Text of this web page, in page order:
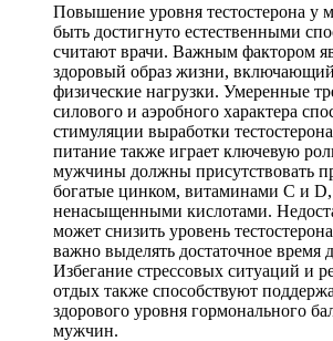
Повышение уровня тестостерона у
быть достигнуто естественными
считают врачи. Важным фактором
здоровый образ жизни,
физические нагрузки. Умеренные
силового и аэробного характера
стимуляции выработки
питание также играет ключевую
мужчины должны присутствовать
богатые цинком, витаминами С и
ненасыщенными кислотами.
может снизить уровень
важно выделять достаточное время
Избегание стрессовых ситуаций и
отдых также способствуют
здорового уровня гормонального
мужчин.